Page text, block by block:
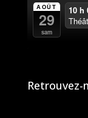
AOÛT
29
sam
10 h
Retrouvez-